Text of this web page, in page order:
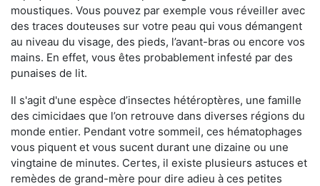
moustiques. Vous pouvez par exemple vous réveiller avec
des traces douteuses sur votre peau qui vous démangent
au niveau du visage, des pieds, l’avant-bras ou encore vos
mains. En effet, vous êtes probablement infesté par des
punaises de lit.
Il s'agit d'une espèce d’insectes hétéroptères, une famille
des cimicidaes que l’on retrouve dans diverses régions du
monde entier. Pendant votre sommeil, ces hématophages
vous piquent et vous sucent durant une dizaine ou une
vingtaine de minutes. Certes, il existe plusieurs astuces et
remèdes de grand-mère pour dire adieu à ces petites